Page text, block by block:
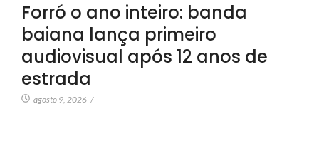
Forró o ano inteiro: banda
baiana lança primeiro
audiovisual após 12 anos de
estrada
agosto 9, 2026 /